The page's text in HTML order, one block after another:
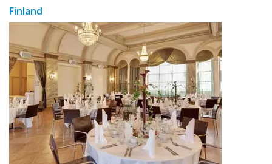
Finland